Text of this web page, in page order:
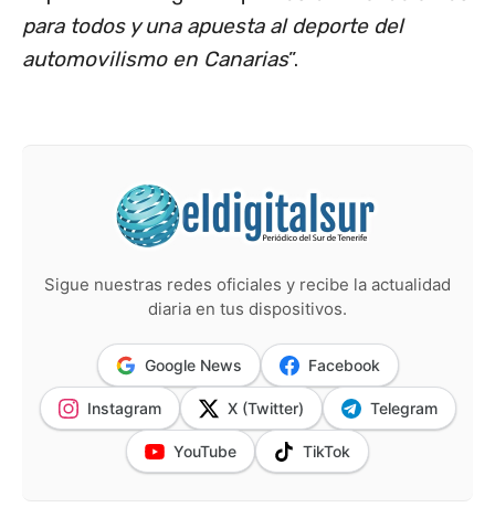
para todos y una apuesta al deporte del
automovilismo en Canarias”.
Sigue nuestras redes oficiales y recibe la actualidad
diaria en tus dispositivos.
Google News Facebook
Instagram X (Twitter) Telegram
YouTube TikTok